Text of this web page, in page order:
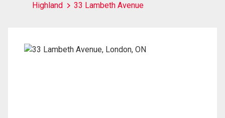
Highland
33 Lambeth Avenue